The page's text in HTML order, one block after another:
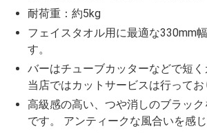
耐荷重：約5kg
フェイスタオル用に最適な330mm
す。
バーはチューブカッターなどで短
当店ではカットサービスは行ってお
高級感の高い、つや消しのブラッ
です。 アンティークな風合いを感